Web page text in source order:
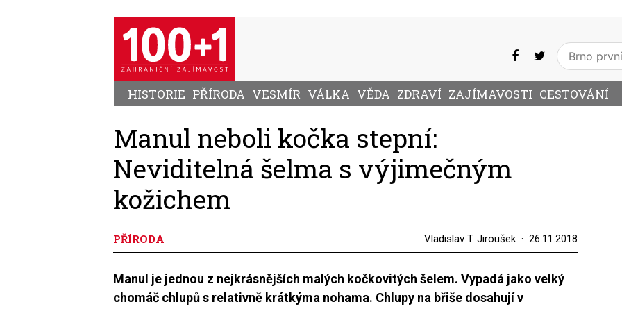
HISTORIE PŘÍRODA VESMÍR VÁLKA VĚDA ZDRAVÍ ZAJÍMAVOSTI CESTOVÁNÍ
Manul neboli kočka stepní:
Neviditelná šelma s výjimečným
kožichem
PŘÍRODA Vladislav T. Jiroušek 26.11.2018
Manul je jednou z nejkrásnějších malých kočkovitých šelem. Vypadá jako velký
chomáč chlupů s relativně krátkýma nohama. Chlupy na břiše dosahují v